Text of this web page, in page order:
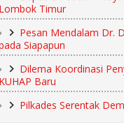
Lombok Timur
Pesan Mendalam Dr.
Siapapun
Dilema Koordinasi
KUHAP Baru
Pilkades Serentak